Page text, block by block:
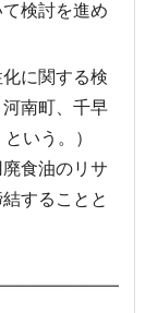
検討を進め
に関する検
南町、千早
いう。）
食油のリサ
することと